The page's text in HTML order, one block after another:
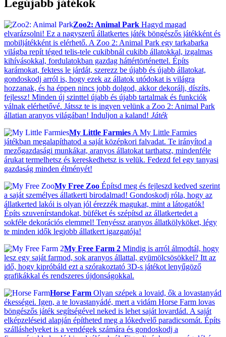
Legújabb játékok
Zoo2: Animal Park Hagyd magad
elvarázsolni! Ez a nagyszerű állatkertes játék böngészős játékként és
mobiljátékként is elérhető. A Zoo 2: Animal Park egy tarkabarka
világba repít téged telis-tele cukibbnál cukibb állatokkal, izgalmas
kihívásokkal, fordulatokban gazdag háttértörténettel. Építs
karámokat, fektess le járdát, szerezz be újabb és újabb állatokat,
gondoskodj arról is, hogy ezek az állatok utódokat is világra
hozzanak, és ha éppen nincs jobb dolgod, akkor dekorálj, díszíts,
fejlessz! Minden új szinttel újabb és újabb tartalmak és funkciók
válnak elérhetővé. Játssz te is ingyen velünk a Zoo 2: Animal Park
állatian aranyos világában! Induljon a kaland! Játék
My Little Farmies A My Little Farmies
játékban megalapíthatod a saját középkori falvadat. Te irányítod a
mezőgazdasági munkákat, aranyos állatokat tarthatsz, mindenféle
árukat termelhetsz és kereskedhetsz is velük. Fedezd fel egy tanyasi
gazdaság minden élményét!
My Free Zoo Építsd meg és fejleszd kedved szerint
a saját személyes állatkerti birodalmad! Gondoskodj róla, hogy az
állatkerted lakói is olyan jól érezzék magukat, mint a látogatók!
Építs szuvenírstandokat, büféket és szépítsd az állatkertedet a
sokféle dekorációs elemmel! Tenyéssz aranyos állatkölyköket, légy
te minden idők legjobb állatkert igazgatója!
My Free Farm 2 Mindig is arról álmodtál, hogy
lesz egy saját farmod, sok aranyos állattal, gyümölcsösökkel? Itt az
idő, hogy kipróbáld ezt a szórakoztató 3D-s játékot lenyűgöző
grafikákkal és rendszeres újdonságokkal.
Horse Farm Olyan szépek a lovaid, ők a lovastanyád
ékességei. Igen, a te lovastanyádé, mert a vidám Horse Farm lovas
böngészős játék segítségével neked is lehet saját lovardád. A saját
elképzeléseid alapján építheted meg a lókedvelő paradicsomát. Építs
szálláshelyeket is a vendégek számára és gondoskodj a